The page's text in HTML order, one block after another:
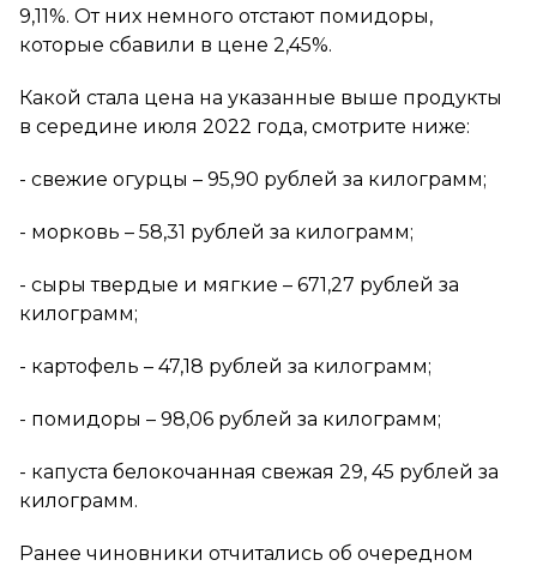
9,11%. От них немного отстают помидоры,
которые сбавили в цене 2,45%.
Какой стала цена на указанные выше продукты
в середине июля 2022 года, смотрите ниже:
- свежие огурцы – 95,90 рублей за килограмм;
- морковь – 58,31 рублей за килограмм;
- сыры твердые и мягкие – 671,27 рублей за
килограмм;
- картофель – 47,18 рублей за килограмм;
- помидоры – 98,06 рублей за килограмм;
- капуста белокочанная свежая 29, 45 рублей за
килограмм.
Ранее чиновники отчитались об очередном